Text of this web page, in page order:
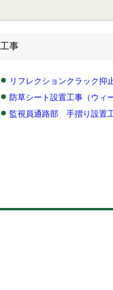
工事
リフレクションクラック抑
防草シート設置工事（ウィ
監視員通路部 手摺り設置